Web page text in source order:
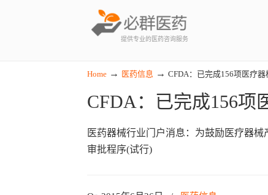
提供专业的医药咨询服务
Home → 医药信息 → CFDA：已完成156项医疗
CFDA：已完成156项
医药器械行业门户消息：为鼓励医疗器
审批程序(试行)